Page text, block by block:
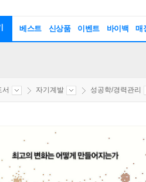
베스트 신상품 이벤트 바이백 매
서 자기계발 성공학/경력관리